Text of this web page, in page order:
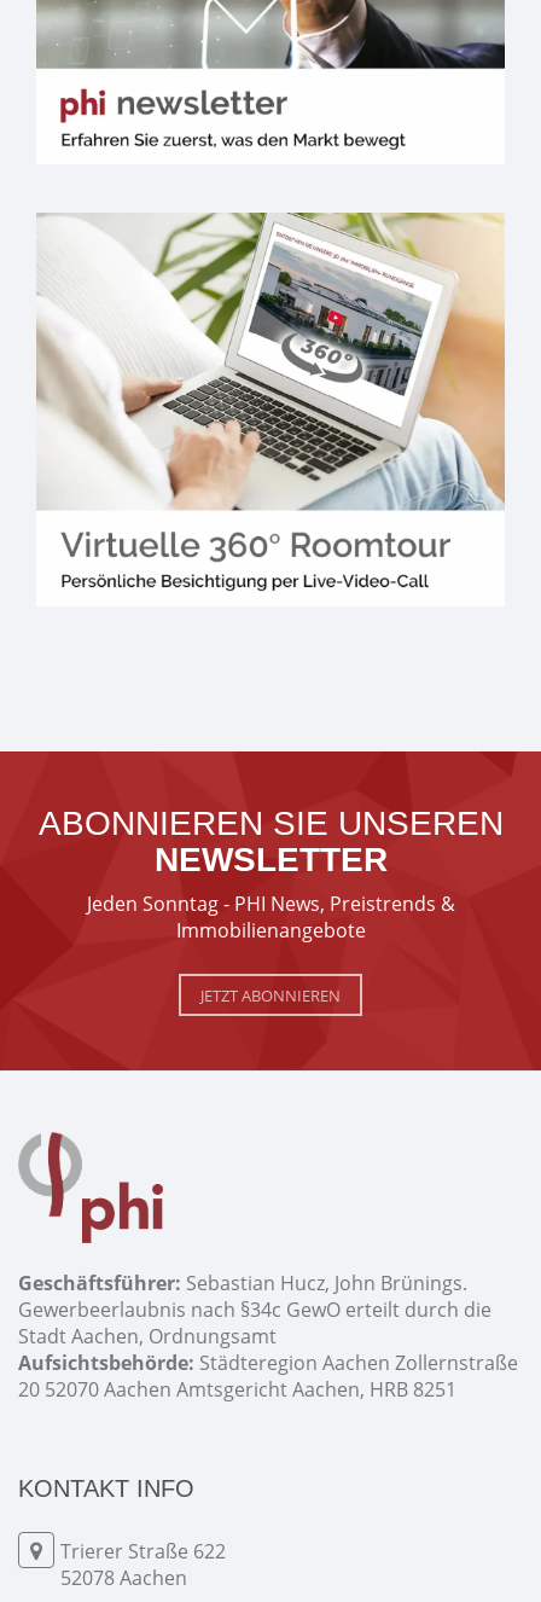
ABONNIEREN SIE UNSEREN
NEWSLETTER
Jeden Sonntag - PHI News, Preistrends &
Immobilienangebote
JETZT ABONNIEREN
Geschäftsführer: Sebastian Hucz, John Brünings.
Gewerbeerlaubnis nach §34c GewO erteilt durch die
Stadt Aachen, Ordnungsamt
Aufsichtsbehörde: Städteregion Aachen Zollernstraße
20 52070 Aachen Amtsgericht Aachen, HRB 8251
KONTAKT INFO
Trierer Straße 622
52078 Aachen